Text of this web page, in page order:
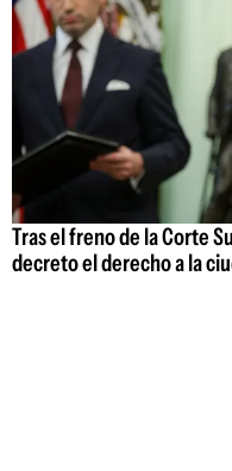
Tras el freno de la Corte
decreto el derecho a la